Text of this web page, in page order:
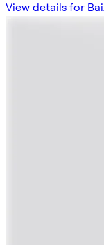
View details for